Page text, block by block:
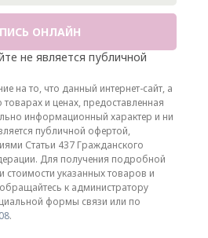
ОНЛАЙН
не является публичной
на то, что данный интернет-сайт, а
и ценах, предоставленная
информационный характер и ни
публичной офертой,
Статьи 437 Гражданского
Для получения подробной
указанных товаров и
к администратору
формы связи или по
.